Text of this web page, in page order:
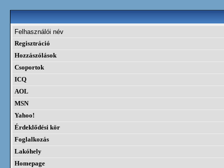
Felhasználói név
Regisztráció
Hozzászólások
Csoportok
ICQ
AOL
MSN
Yahoo!
Érdeklődési kör
Foglalkozás
Lakóhely
Homepage